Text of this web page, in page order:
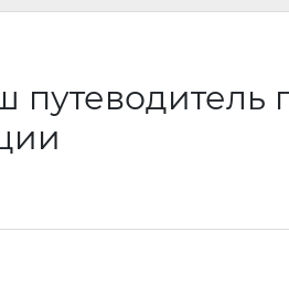
путеводитель